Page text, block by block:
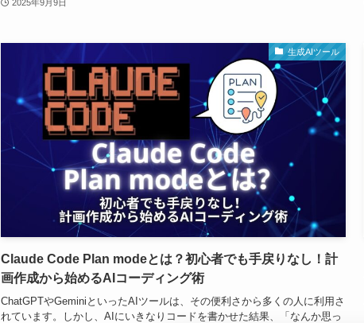
2025年9月9日
生成AIツール
Claude Code Plan modeとは？初心者でも手戻りなし！計
画作成から始めるAIコーディング術
ChatGPTやGeminiといったAIツールは、その便利さから多くの人に利用さ
れています。しかし、AIにいきなりコードを書かせた結果、「なんか思っ